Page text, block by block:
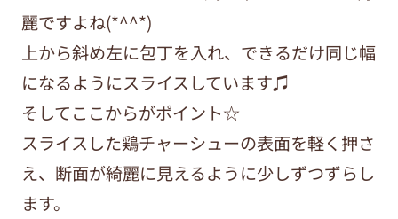
麗ですよね(*^^*)
上から斜め左に包丁を入れ、できるだけ同じ幅
になるようにスライスしています♫
そしてここからがポイント☆
スライスした鶏チャーシューの表面を軽く押さ
え、断面が綺麗に見えるように少しずつずらし
ます。